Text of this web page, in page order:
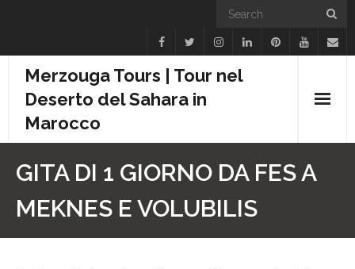
Merzouga Tours | Tour nel
Deserto del Sahara in
Marocco
GITA DI 1 GIORNO DA FES A
MEKNES E VOLUBILIS